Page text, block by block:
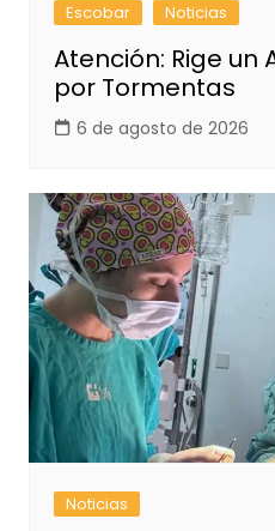
Escobar Noticias
Atención: Rige un
por Tormentas
6 de agosto de 2026
Noticias